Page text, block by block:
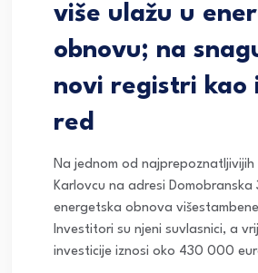
više ulažu u
obnovu; na
novi registri kao
red
Na jednom od
Karlovcu na adresi Domobranska
energetska obnova
Investitori su njeni suvlasnici, a
investicije iznosi oko 430 000